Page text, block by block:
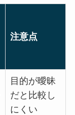
注意点
目的が曖昧
だと比較し
にくい